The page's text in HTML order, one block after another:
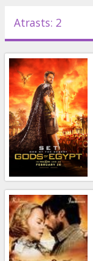
Pasākumi
Ziņas
Dāvanu
kartes
Uzkodas
B2B
Kino
Klubs
Atrasts: 2